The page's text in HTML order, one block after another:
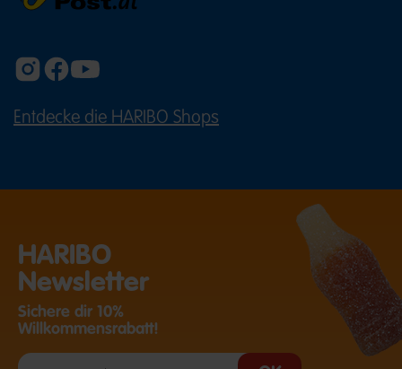
Entdecke die HARIBO Shops
HARIBO
Newsletter
Sichere dir 10%
Willkommensrabatt!